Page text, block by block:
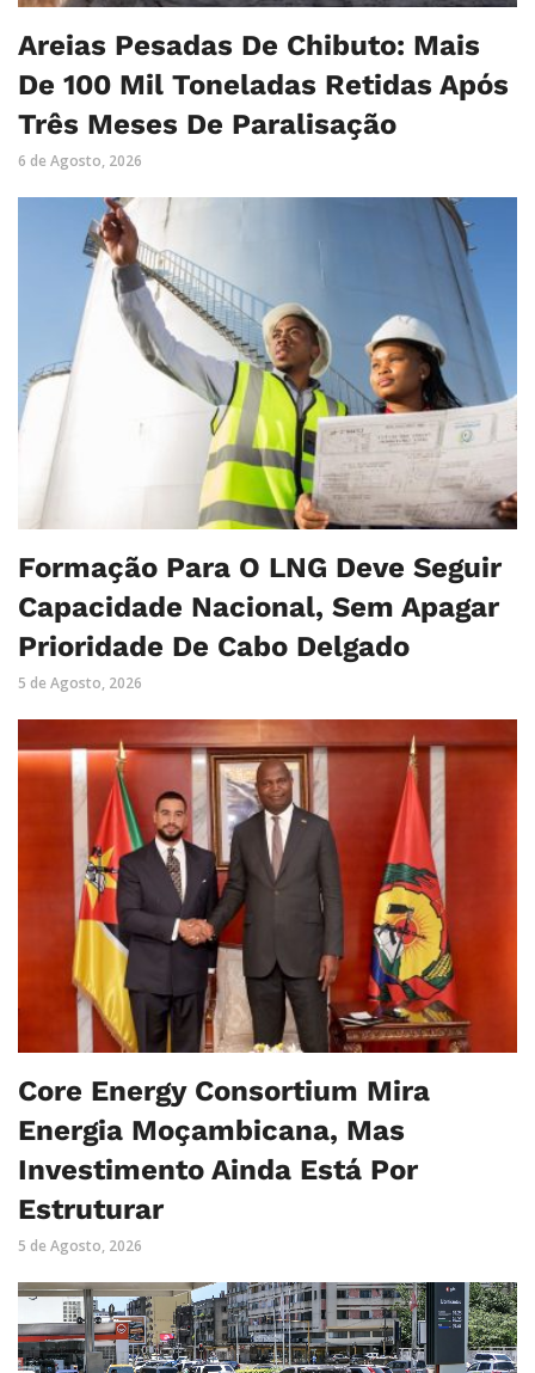
Areias Pesadas De Chibuto: Mais
De 100 Mil Toneladas Retidas Após
Três Meses De Paralisação
6 de Agosto, 2026
Formação Para O LNG Deve Seguir
Capacidade Nacional, Sem Apagar
Prioridade De Cabo Delgado
5 de Agosto, 2026
Core Energy Consortium Mira
Energia Moçambicana, Mas
Investimento Ainda Está Por
Estruturar
5 de Agosto, 2026